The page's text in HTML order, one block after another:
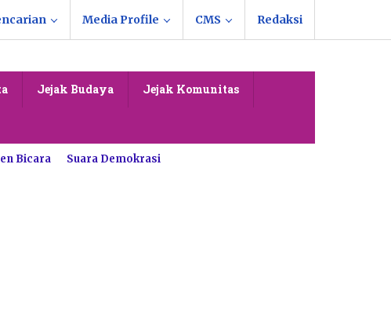
Media Profile CMS Redaksi
Jejak Budaya Jejak Komunitas
Bicara Suara Demokrasi